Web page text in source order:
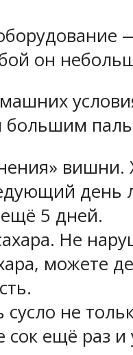
он
большим
вишни.
день
5 дней.
Не
можете
сусло не
ещё раз